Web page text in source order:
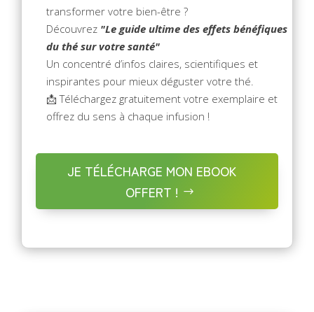
transformer votre bien-être ?
Découvrez "Le guide ultime des effets bénéfiques
du thé sur votre santé"
Un concentré d’infos claires, scientifiques et
inspirantes pour mieux déguster votre thé.
📩 Téléchargez gratuitement votre exemplaire et
offrez du sens à chaque infusion !
JE TÉLÉCHARGE MON EBOOK
OFFERT !